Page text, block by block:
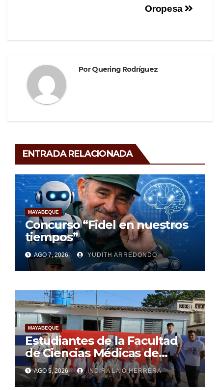
Oropesa
PorQuering Rodríguez
ENTRADA RELACIONADA
MAYABEQUE
Concurso “Fidel en nuestros
tiempos”
AGO 7, 2026 YUDITH ARREDONDO
MAYABEQUE
Estudiantes de la Facultad
de Ciencias Médicas de
Mayabeque realizan
pesquisa
AGO 5, 2026 INDIRA LA O HERRERA